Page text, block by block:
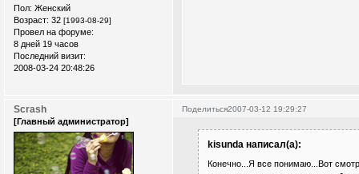
Пол: Женский
Возраст: 32 [1993-08-29]
Провел на форуме:
8 дней 19 часов
Последний визит:
2008-03-24 20:48:26
Поделиться2007-03-12 19:29:27
Scrash
[Главный администратор]
kisunda написал(а):
Конечно...Я все понимаю...Вот